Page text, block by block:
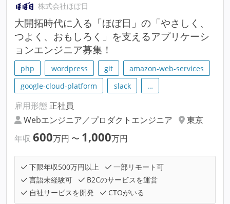
株式会社ほぼ日
大開拓時代に入る「ほぼ日」の「やさしく、
つよく、おもしろく」を支えるアプリケーシ
ョンエンジニア募集！
php wordpress git
amazon-web-services
google-cloud-platform
slack …
雇用形態 正社員
Webエンジニア／プロダクトエンジニア
東京
年収 600万円 〜 1,000万円
下限年収500万円以上
一部リモート可
言語未経験可
B2Cのサービスを運営
自社サービスを開発
CTOがいる